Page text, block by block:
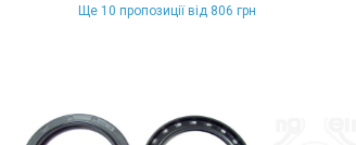
Ще 10 пропозиції від 806 грн